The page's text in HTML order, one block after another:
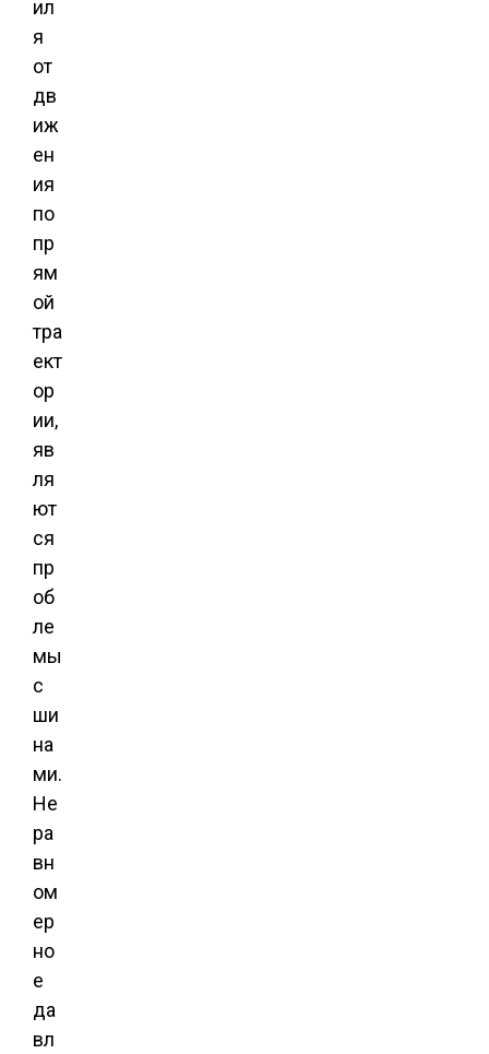
ил
я
от
дв
иж
ен
ия
по
пр
ям
ой
тра
ект
ор
ии,
яв
ля
ют
ся
пр
об
ле
мы
с
ши
на
ми.
Не
ра
вн
ом
ер
но
е
да
вл